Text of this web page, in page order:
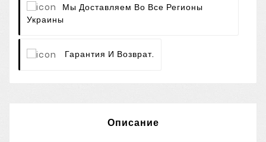
Мы Доставляем Во Все Регионы
Украины
Гарантия И Возврат.
Описание